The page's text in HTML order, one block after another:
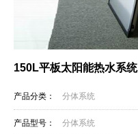
150L平板太阳能热水系统
产品分类： 分体系统
产品型号： 分体系统